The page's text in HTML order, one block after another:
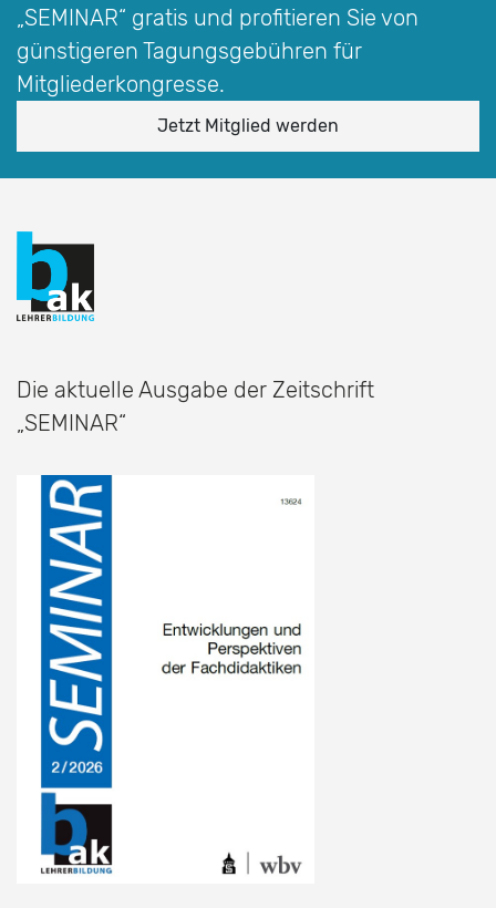
„SEMINAR“ gratis und profitieren Sie von
günstigeren Tagungsgebühren für
Mitgliederkongresse.
Jetzt Mitglied werden
Die aktuelle Ausgabe der Zeitschrift
„SEMINAR“